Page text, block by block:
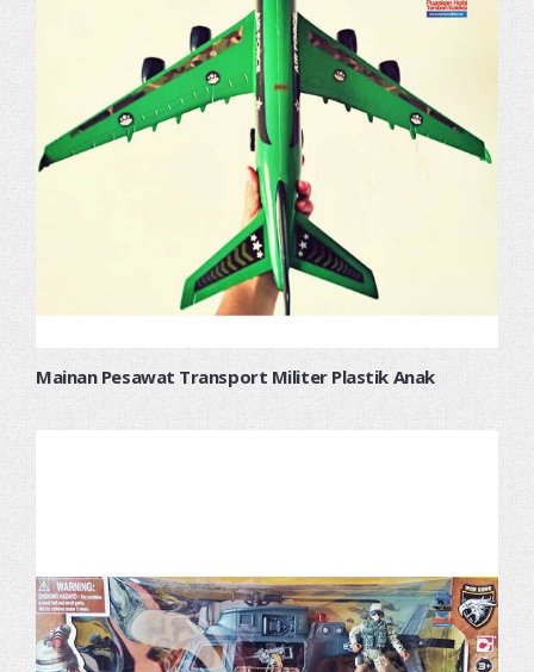
Mainan Pesawat Transport Militer Plastik Anak